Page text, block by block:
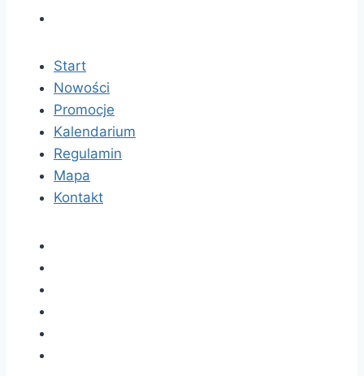
Start
Nowości
Promocje
Kalendarium
Regulamin
Mapa
Kontakt